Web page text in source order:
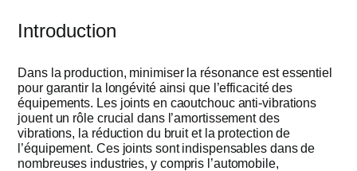
Obtenir un
Introduction
Dans la production, minimiser la résonance est essentiel
pour garantir la longévité ainsi que l’efficacité des
équipements. Les joints en caoutchouc anti-vibrations
jouent un rôle crucial dans l’amortissement des
vibrations, la réduction du bruit et la protection de
l’équipement. Ces joints sont indispensables dans de
nombreuses industries, y compris l’automobile,